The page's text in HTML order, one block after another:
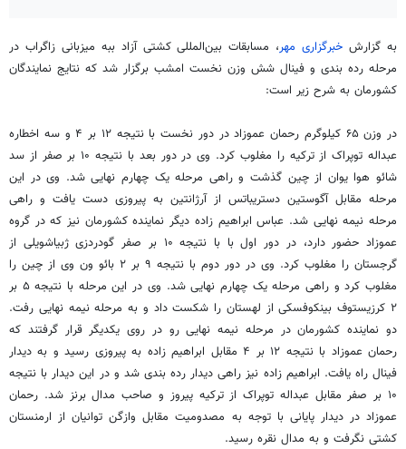
به گزارشخبرگزاری مهر، مسابقات بین‌المللی کشتی آزاد ببه میزبانیزاگراب در
مرحله رده بندی و فینال شش وزن نخست امشب برگزار شد که نتایج نمایندگان
کشورمان به شرح زیر است:
در وزن ۶۵ کیلوگرم رحمان عموزاددر دور نخست با نتیجه ۱۲ بر ۴ و سه
اخطاره
عبداله توپراکاز ترکیه را مغلوب کرد. وی در دور بعد با نتیجه ۱۰ بر صفر از سد
شائو هوا یوان از چین گذشت و راهی مرحله یک چهارم نهایی شد. وی در این
مرحله مقابلآگوستین دستریباتس از آرژانتین به پیروزی دست یافت و راهی
مرحله نیمه نهایی شد. عباس ابراهیم زاده دیگر نماینده کشورمان نیز که در گروه
عموزادحضور دارد، در دور اول با با نتیجه ۱۰ بر صفر گودردزی ژبیاشویلی از
گرجستان را مغلوب کرد. وی در دور دوم با نتیجه ۹ بر ۲
بائو ون وی از چین را
مغلوب کرد و راهی مرحله یک چهارم نهایی شد. وی در این مرحله با نتیجه ۵ بر
۲ کرزیستوف بینکوفسکیاز لهستان را شکست داد و به مرحله نیمه نهایی رفت.
دو نماینده کشورمان در مرحله نیمه نهایی رو در روی یکدیگر قرار گرفتند که
رحمان عموزاد
با نتیجه ۱۲ بر ۴ مقابل ابراهیم زاده به پیروزی رسید و به دیدار
فینال راه یافت. ابراهیم زاده نیز راهی دیدار رده بندی شد و در این دیدار با نتیجه
۱۰ بر صفر مقابل عبداله
توپراکاز ترکیه پیروز و صاحب مدال برنز شد. رحمان
عموزاددر دیدار پایانی با توجه به مصدومیت مقابل وازگن توانیاناز ارمنستان
کشتی نگرفت و به مدال نقره رسید.